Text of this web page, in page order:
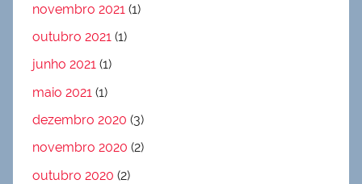
novembro 2021 (1)
outubro 2021 (1)
junho 2021 (1)
maio 2021 (1)
dezembro 2020 (3)
novembro 2020 (2)
outubro 2020 (2)